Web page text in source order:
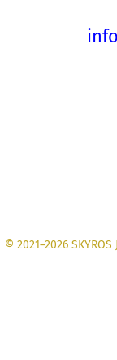
© 2021–2026 SKYROS